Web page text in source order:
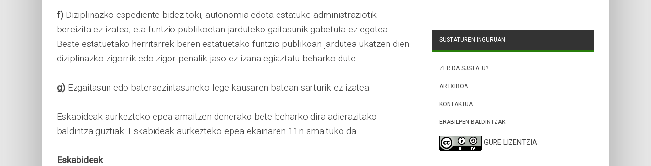
f) Diziplinazko espediente bidez toki, autonomia edota estatuko administraziotik
bereizita ez izatea, eta funtzio publikoetan jarduteko gaitasunik gabetuta ez egotea.
Beste estatuetako herritarrek beren estatuetako funtzio publikoan jardutea ukatzen dien
diziplinazko zigorrik edo zigor penalik jaso ez izana egiaztatu beharko dute.
g) Ezgaitasun edo bateraezintasuneko lege-kausaren batean sarturik ez izatea.
Eskabideak aurkezteko epea amaitzen denerako bete beharko dira adierazitako
baldintza guztiak. Eskabideak aurkezteko epea ekainaren 11n amaituko da.
Eskabideak
SUSTATUREN INGURUAN
ZER DA SUSTATU?
ARTXIBOA
KONTAKTUA
ERABILPEN BALDINTZAK
GURE LIZENTZIA